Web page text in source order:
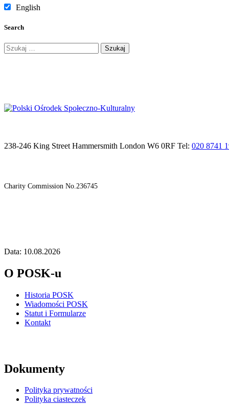
English
Search
Szukaj:
238-246 King Street Hammersmith London W6 0RF Tel: 020 8741
Charity Commission No.236745
Data: 10.08.2026
O POSK-u
Historia POSK
Wiadomości POSK
Statut i Formularze
Kontakt
Dokumenty
Polityka prywatności
Polityka ciasteczek